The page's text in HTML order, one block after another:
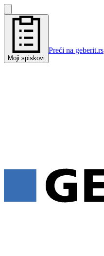
Moji spiskovi
Preći na geberit.rs